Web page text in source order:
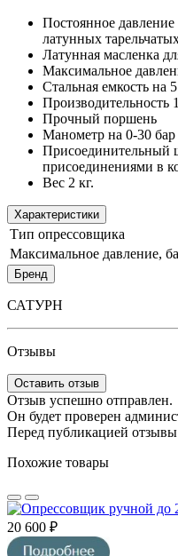
Постоянное давление
латунных
Латунная масленка
Максимальное
Стальная емкость на
Производительность
Прочный поршень
Манометр на 0-30 бар
Присоединительный
присоединениями в
Вес 2 кг.
Характеристики
Тип опрессовщика
Максимальное давление,
Бренд
САТУРН
Отзывы
Оставить отзыв
Отзыв успешно отправлен.
Он будет проверен
Перед публикацией
Похожие товары
20 600 ₽